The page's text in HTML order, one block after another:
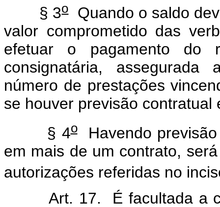
§ 3oQuando o saldo
valor comprometido das
efetuar o pagamento do
consignatária,
número de prestações
se houver previsão contratual
§ 4oHavendo previsão
em mais de um contrato,
autorizações referidas no
Art. 17. É facultada a